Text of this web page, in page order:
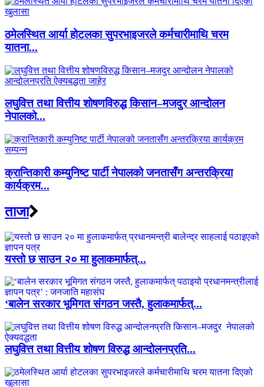
ठमेलस्थित आर्या होटलका सुपरभाइजरले कर्मचारीमाथि चरम
यातना...
लघुवित्त तथा वित्तीय शोषणविरुद्ध किसान–मजदुर आन्दोलन
नेपालको...
क्रान्तिकारी कम्युनिष्ट पार्टी नेपालको जनतासँग अन्तरक्रिया
कार्यक्रम...
ताजा
यस्तो छ साउन २० मा हुलाकमार्फत्...
‘बालेन सरकार भूमिगत संगठन जस्तै, हुलाकमार्फत्...
लघुवित्त तथा वित्तीय शोषण विरुद्ध आन्दोलनप्रति...